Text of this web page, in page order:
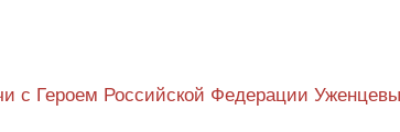
с Героем Российской Федерации